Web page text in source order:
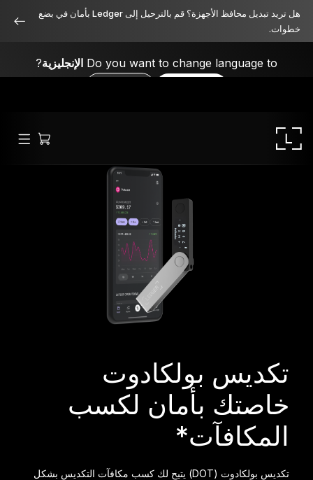
هل تريد تبديل محافظ الأجهزة؟ قم بالترحيل إلى Ledger بأمان في بضع
خطوات.
Do you want to change language to الإنجليزية?
Ledger Stax
متميز من جميع الزوايا
Ledger NanoGen5
فريد من نوعها مثلك
ألوان جديدة
حماية نسخ احتياطي يمكن الاعتماد عليها
تكديس بولكادوت
خاصتك بأمان لكسب
المكافآت*
تكديس بولكادوت (DOT) يتيح لك كسب مكافآت التكديس بشكل